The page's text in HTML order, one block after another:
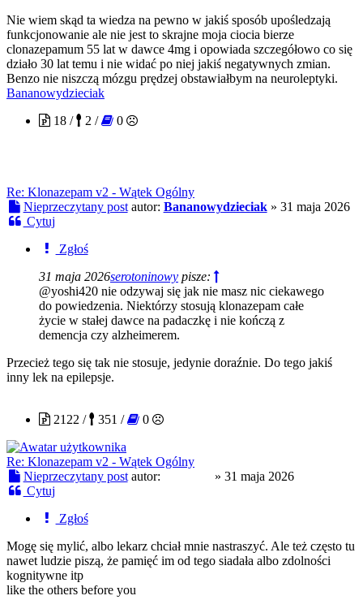
Nie wiem skąd ta wiedza na pewno w jakiś sposób upośledzają
funkcjonowanie ale nie jest to skrajne moja ciocia bierze
clonazepamum 55 lat w dawce 4mg i opowiada szczegółowo co się
działo 30 lat temu i nie widać po niej jakiś negatywnych zmian.
Benzo nie niszczą mózgu prędzej obstawiałbym na neuroleptyki.
Bananowydzieciak
18 /
2 / 0
Re: Klonazepam v2 - Wątek Ogólny
Nieprzeczytany post autor: Bananowydzieciak» 31 maja 2026
Cytuj
Zgłoś
31 maja 2026serotoninowy pisze:
@yoshi420 nie odzywaj się jak nie masz nic ciekawego
do powiedzenia. Niektórzy stosują klonazepam całe
życie w stałej dawce na padaczkę i nie kończą z
demencja czy alzheimerem.
Przecież tego się tak nie stosuje, jedynie doraźnie. Do tego jakiś
inny lek na epilepsje.
2122 /
351 / 0
Re: Klonazepam v2 - Wątek Ogólny
Nieprzeczytany post autor: » 31 maja 2026
Cytuj
Zgłoś
Mogę się mylić, albo lekarz chciał mnie nastraszyć. Ale też często tu
nawet ludzie piszą, że pamięć im od tego siadała albo zdolności
kognitywne itp
like the others before you